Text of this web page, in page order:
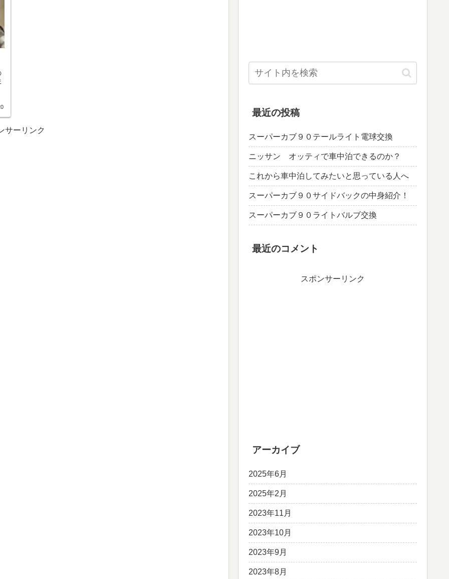
サーリンク
最近の投稿
スーパーカブ９０テールライト電球交換
ニッサン オッティで車中泊できるのか？
これから車中泊してみたいと思っている人へ
スーパーカブ９０サイドバックの中身紹介！
スーパーカブ９０ライトバルブ交換
最近のコメント
スポンサーリンク
アーカイブ
2025年6月
2025年2月
2023年11月
2023年10月
2023年9月
2023年8月